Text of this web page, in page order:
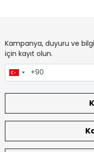
Kampanya, duyuru ve
için kayıt olun.